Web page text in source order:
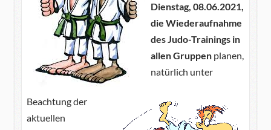
Dienstag, 08.06.2021,
die Wiederaufnahme
des Judo-Trainings in
allen Gruppenplanen,
natürlich unter
Beachtung der
aktuellen